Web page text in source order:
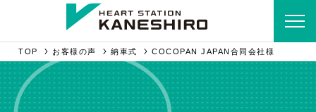
TOP お客様の声 納車式 COCOPAN JAPAN合同会社様